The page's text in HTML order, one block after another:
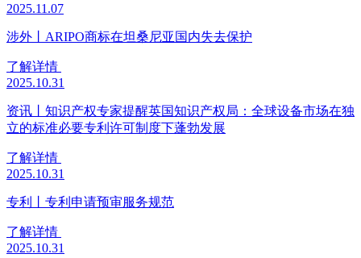
2025.11.07
涉外丨ARIPO商标在坦桑尼亚国内失去保护
了解详情
2025.10.31
资讯丨知识产权专家提醒英国知识产权局：全球设备市场在独
立的标准必要专利许可制度下蓬勃发展
了解详情
2025.10.31
专利丨专利申请预审服务规范
了解详情
2025.10.31